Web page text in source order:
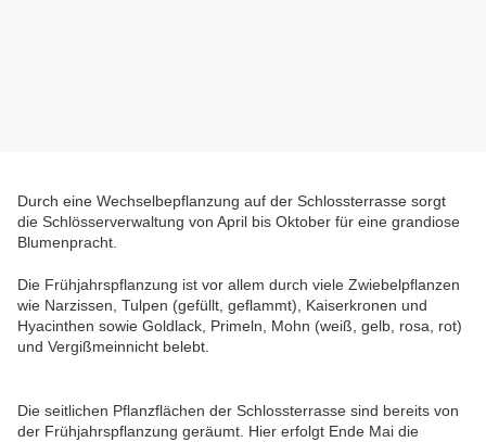
Durch eine Wechselbepflanzung auf der Schlossterrasse sorgt
die Schlösserverwaltung von April bis Oktober für eine grandiose
Blumenpracht.
Die Frühjahrspflanzung ist vor allem durch viele Zwiebelpflanzen
wie Narzissen, Tulpen (gefüllt, geflammt), Kaiserkronen und
Hyacinthen sowie Goldlack, Primeln, Mohn (weiß, gelb, rosa, rot)
und Vergißmeinnicht belebt.
Die seitlichen Pflanzflächen der Schlossterrasse sind bereits von
der Frühjahrspflanzung geräumt. Hier erfolgt Ende Mai die